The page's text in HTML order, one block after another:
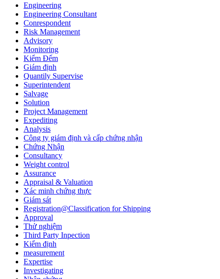
Engineering
Engineering Consultant
Conrespondent
Risk Management
Advisory
Monitoring
Kiểm Đếm
Giám định
Quantily Supervise
Superintendent
Salvage
Solution
Project Management
Expediting
Analysis
Công ty giám định và cấp chứng nhận
Chứng Nhận
Consultancy
Weight control
Assurance
Appraisal & Valuation
Xác minh chứng thực
Giám sát
Registration@Classification for Shipping
Approval
Thử nghiệm
Third Party Inpection
Kiểm định
measurement
Expertise
Investigating